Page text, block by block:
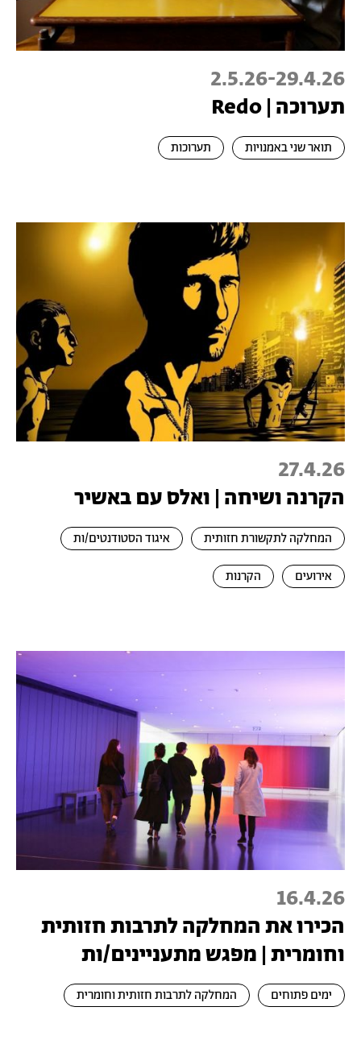
29.4.26
-
2.5.26
תערוכה | Redo
תואר שני באמנויות תערוכות
27.4.26
הקרנה ושיחה | ואלס עם באשיר
המחלקה לתקשורת חזותית איגוד הסטודנטים/ות
אירועים הקרנות
16.4.26
הכירו את המחלקה לתרבות חזותית
וחומרית | מפגש מתעניינים/ות
ימים פתוחים המחלקה לתרבות חזותית וחומרית